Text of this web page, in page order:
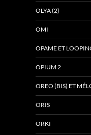
OLYA (2)
OMI
OPAME ET
OPIUM 2
OREO (BIS) ET
ORIS
ORKI